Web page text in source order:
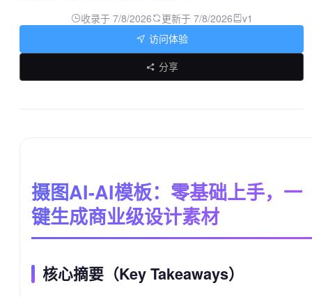
收录于 7/8/2026 更新于 7/8/2026 v1
访问体验
分享
摄图AI-AI模板：零基础上手，一
键生成商业级设计素材
核心摘要（Key Takeaways）